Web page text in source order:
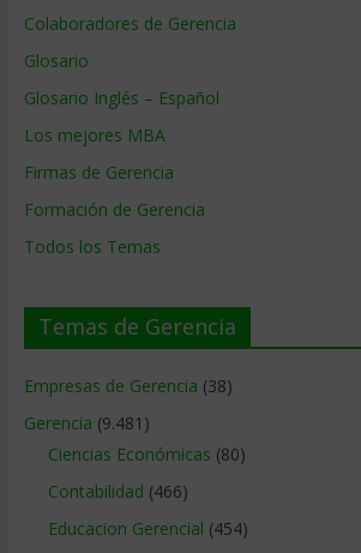
Colaboradores de Gerencia
Glosario
Glosario Inglés – Español
Los mejores MBA
Firmas de Gerencia
Formación de Gerencia
Todos los Temas
Temas de Gerencia
Empresas de Gerencia (38)
Gerencia (9.481)
Ciencias Económicas (80)
Contabilidad (466)
Educacion Gerencial (454)